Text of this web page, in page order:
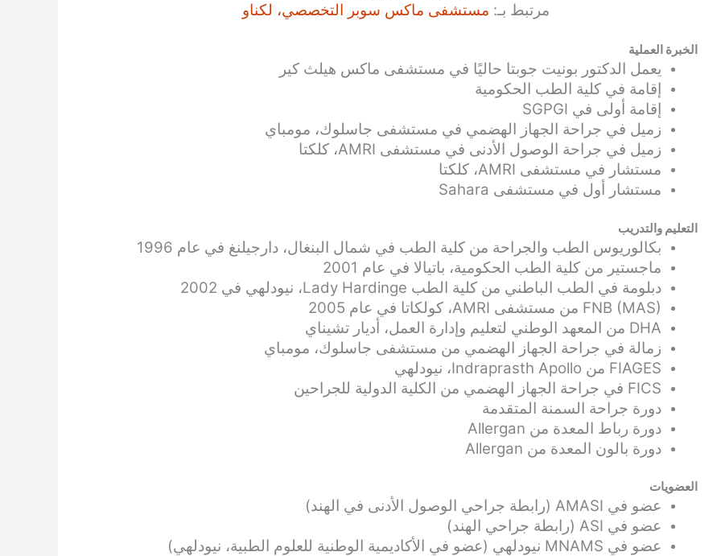
مرتبط بـ: مستشفى ماكس سوبر التخصصي، لكناو
الخبرة العملية
يعمل الدكتور بونيت جوبتا حاليًا في مستشفى ماكس هيلث كير
إقامة في كلية الطب الحكومية
إقامة أولى في SGPGI
زميل في جراحة الجهاز الهضمي في مستشفى جاسلوك، مومباي
زميل في جراحة الوصول الأدنى في مستشفى AMRI، كلكتا
مستشار في مستشفى AMRI، كلكتا
مستشار أول في مستشفى Sahara
التعليم والتدريب
بكالوريوس الطب والجراحة من كلية الطب في شمال البنغال، دارجيلنغ في عام 1996
ماجستير من كلية الطب الحكومية، باتيالا في عام 2001
دبلومة في الطب الباطني من كلية الطب Lady Hardinge، نيودلهي في 2002
FNB (MAS) من مستشفى AMRI، كولكاتا في عام 2005
DHA من المعهد الوطني لتعليم وإدارة العمل، أديار تشيناي
زمالة في جراحة الجهاز الهضمي من مستشفى جاسلوك، مومباي
FIAGES من Indraprasth Apollo، نيودلهي
FICS في جراحة الجهاز الهضمي من الكلية الدولية للجراحين
دورة جراحة السمنة المتقدمة
دورة رباط المعدة من Allergan
دورة بالون المعدة من Allergan
العضويات
عضو في AMASI (رابطة جراحي الوصول الأدنى في الهند)
عضو في ASI (رابطة جراحي الهند)
عضو في MNAMS نيودلهي (عضو في الأكاديمية الوطنية للعلوم الطبية، نيودلهي)